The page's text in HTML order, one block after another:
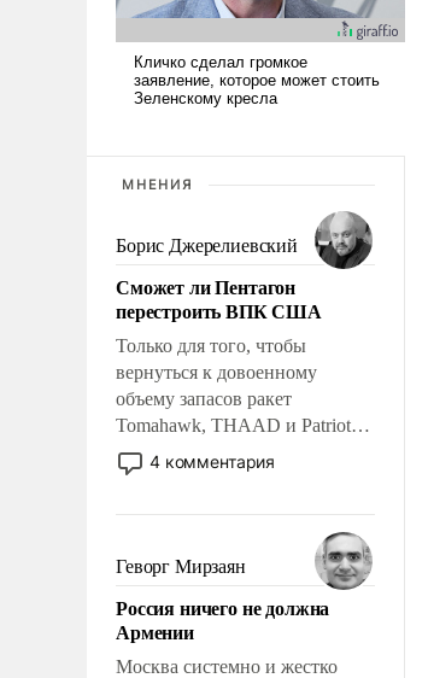
МНЕНИЯ
Борис Джерелиевский
Сможет ли Пентагон
перестроить ВПК США
Только для того, чтобы
вернуться к довоенному
объему запасов ракет
Tomahawk, THAAD и Patriot
США потребуется более трех
лет. Даже небольшая война с
Сложившаяся ситуация
означает многолетний период
уязвимости США, например,
перед Китаем.
4 комментария
Геворг Мирзаян
Россия ничего не должна
Армении
Москва системно и жестко